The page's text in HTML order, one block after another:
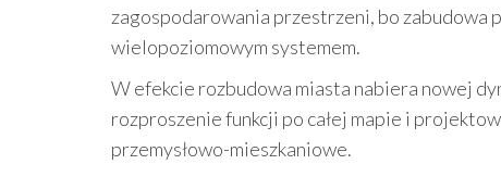
zagospodarowania przestrzeni, bo zabudowa
wielopoziomowym systemem.
W efekcie rozbudowa miasta nabiera nowej
rozproszenie funkcji po całej mapie i
przemysłowo-mieszkaniowe.